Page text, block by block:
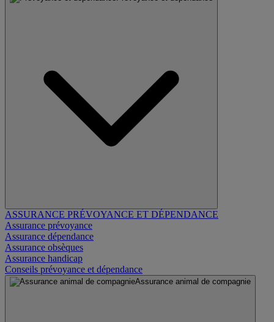
ASSURANCE PRÉVOYANCE ET DÉPENDANCE
Assurance prévoyance
Assurance dépendance
Assurance obsèques
Assurance handicap
Conseils prévoyance et dépendance
Assurance animal de compagnie